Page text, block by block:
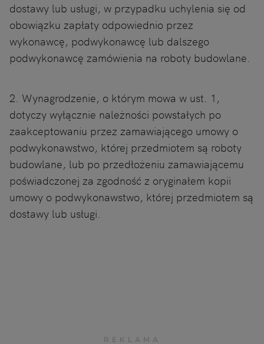
dostawy lub usługi, w przypadku uchylenia się od
obowiązku zapłaty odpowiednio przez
wykonawcę, podwykonawcę lub dalszego
podwykonawcę zamówienia na roboty budowlane.
2. Wynagrodzenie, o którym mowa w ust. 1,
dotyczy wyłącznie należności powstałych po
zaakceptowaniu przez zamawiającego umowy o
podwykonawstwo, której przedmiotem są roboty
budowlane, lub po przedłożeniu zamawiającemu
poświadczonej za zgodność z oryginałem kopii
umowy o podwykonawstwo, której przedmiotem są
dostawy lub usługi.